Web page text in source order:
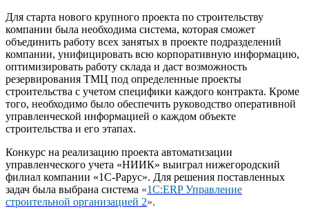
Для старта нового крупного проекта по строительству
компании была необходима система, которая сможет
объединить работу всех занятых в проекте подразделений
компании, унифицировать всю корпоративную информацию,
оптимизировать работу склада и даст возможность
резервирования ТМЦ под определенные проекты
строительства с учетом специфики каждого контракта. Кроме
того, необходимо было обеспечить руководство оперативной
управленческой информацией о каждом объекте
строительства и его этапах.
Конкурс на реализацию проекта автоматизации
управленческого учета «НИИК» выиграл нижегородский
филиал компании «1С-Рарус». Для решения поставленных
задач была выбрана система «1С:ERP Управление
строительной организацией 2».